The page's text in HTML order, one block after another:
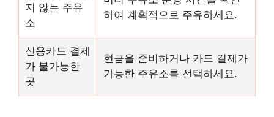
지 않는 주유
소
하여 계획적으로 주유하세요.
신용카드 결제
가 불가능한
곳
현금을 준비하거나 카드 결제가
가능한 주유소를 선택하세요.